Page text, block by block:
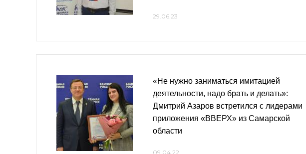
29.06.23
«Не нужно заниматься имитацией
деятельности, надо брать и делать»:
Дмитрий Азаров встретился с лидерами
приложения «ВВЕРХ» из Самарской
области
09.04.22